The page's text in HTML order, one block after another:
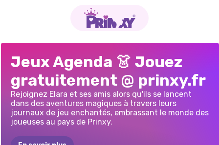
POUPÉE
EN
PAPIER :
JEU
D'HABILLAGE
À
FAIRE
SOI-MÊME
VOYAGE:
CITY
BREAK
PLANIFICATION
DE
PRINCESSE
VOYAGE
DES
PRINCESSES:
GRÈCE
RÉSOLUTIONS
DE
PRINTEMPS
D&#39;UNIVERSITÉ
DE
CUTEZEE
BREAK
UP
DE
MODE D'ÉTÉ
Jeux Agenda 👗 Jouez
gratuitement @ prinxy.fr
Rejoignez Elara et ses amis alors qu'ils se lancent
dans des aventures magiques à travers leurs
journaux de jeu enchantés, embrassant le monde des
joueuses au pays de Prinxy.